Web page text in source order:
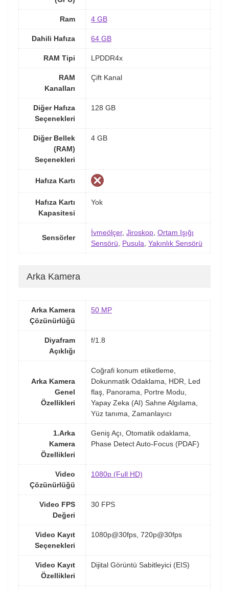
Ram 4 GB
Dahili Hafıza 64 GB
RAM Tipi LPDDR4x
RAM
Kanalları
Çift Kanal
Diğer Hafıza
Seçenekleri
128 GB
Diğer Bellek
(RAM)
Seçenekleri
4 GB
Hafıza Kartı
Hafıza Kartı
Kapasitesi
Yok
Sensörler
İvmeölçer, Jiroskop Ortam Işığı
Sensörü
Pusula Yakınlık Sensörü
Arka Kamera
Arka Kamera
Çözünürlüğü
50 MP
Diyafram
Açıklığı
f/1.8
Arka Kamera
Genel
Özellikleri
Coğrafi konum etiketleme,
Dokunmatik Odaklama, HDR, Led
flaş, Panorama, Portre Modu,
Yapay Zeka (AI) Sahne Algılama,
Yüz tanıma, Zamanlayıcı
1.Arka
Kamera
Özellikleri
Geniş Açı, Otomatik odaklama,
Phase Detect Auto-Focus (PDAF)
Video
Çözünürlüğü
1080p (Full HD)
Video FPS
Değeri
30 FPS
Video Kayıt
Seçenekleri
1080p@30fps, 720p@30fps
Video Kayıt
Özellikleri
Dijital Görüntü Sabitleyici (EIS)